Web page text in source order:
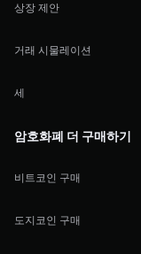
상장 제안
거래 시물레이션
세
암호화폐 더 구매하기
비트코인 구매
도지코인 구매